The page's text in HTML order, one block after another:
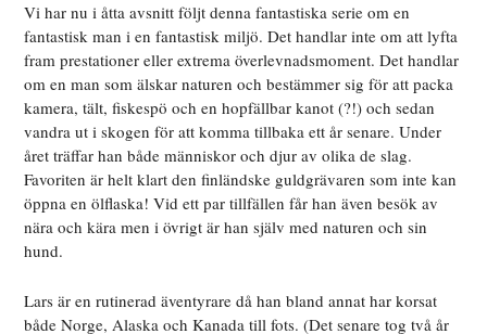
Vi har nu i åtta avsnitt följt denna fantastiska serie om en
fantastisk man i en fantastisk miljö. Det handlar inte om att lyfta
fram prestationer eller extrema överlevnadsmoment. Det handlar
om en man som älskar naturen och bestämmer sig för att packa
kamera, tält, fiskespö och en hopfällbar kanot (?!) och sedan
vandra ut i skogen för att komma tillbaka ett år senare. Under
året träffar han både människor och djur av olika de slag.
Favoriten är helt klart den finländske guldgrävaren som inte kan
öppna en ölflaska! Vid ett par tillfällen får han även besök av
nära och kära men i övrigt är han själv med naturen och sin
hund.
Lars är en rutinerad äventyrare då han bland annat har korsat
både Norge, Alaska och Kanada till fots. (Det senare tog två år